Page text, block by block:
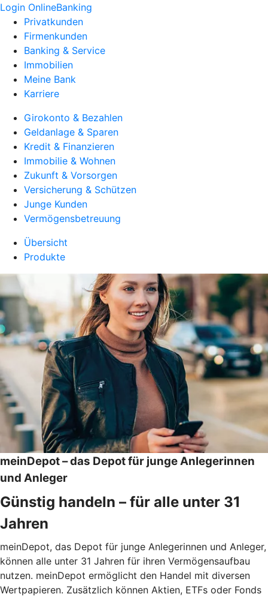
Login OnlineBanking
Privatkunden
Firmenkunden
Banking & Service
Immobilien
Meine Bank
Karriere
Girokonto & Bezahlen
Geldanlage & Sparen
Kredit & Finanzieren
Immobilie & Wohnen
Zukunft & Vorsorgen
Versicherung & Schützen
Junge Kunden
Vermögensbetreuung
Übersicht
Produkte
meinDepot – das Depot für junge Anlegerinnen
und Anleger
Günstig handeln – für alle unter 31
Jahren
meinDepot, das Depot für junge Anlegerinnen und Anleger,
können alle unter 31 Jahren für ihren Vermögensaufbau
nutzen. meinDepot ermöglicht den Handel mit diversen
Wertpapieren. Zusätzlich können Aktien, ETFs oder Fonds